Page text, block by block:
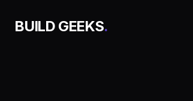
BUILD GEEKS.